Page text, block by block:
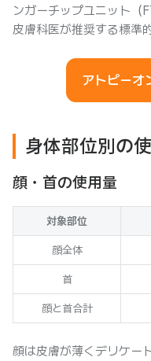
ンガーチップユニット（
皮膚科医が推奨する標準
アトピーオ
身体部位別の
顔・首の使用量
対象部位
顔全体
首
顔と首合計
顔は皮膚が薄くデリケー